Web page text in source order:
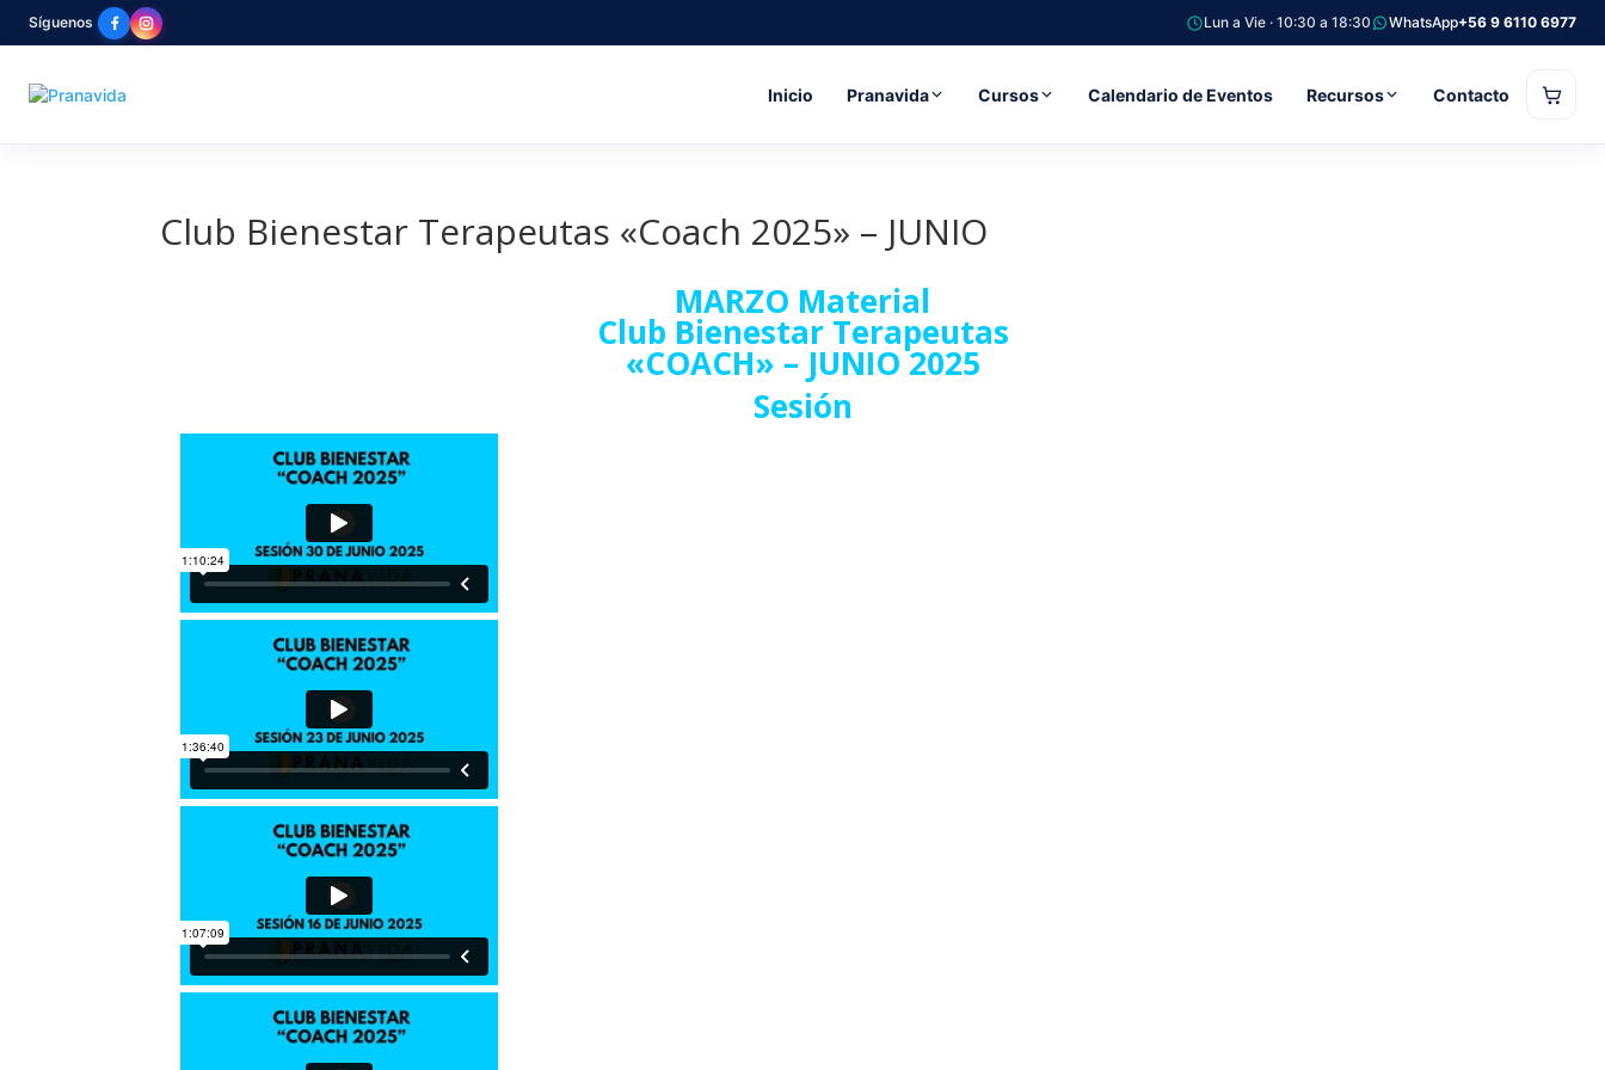
Síguenos Lun a Vie · 10:30 a 18:30 WhatsApp+56 9 6110 6977
Inicio Pranavida Cursos Calendario de Eventos Recursos Contacto
Club Bienestar Terapeutas «Coach 2025» – JUNIO
MARZO Material
Club Bienestar Terapeutas
«COACH» – JUNIO 2025
Sesión